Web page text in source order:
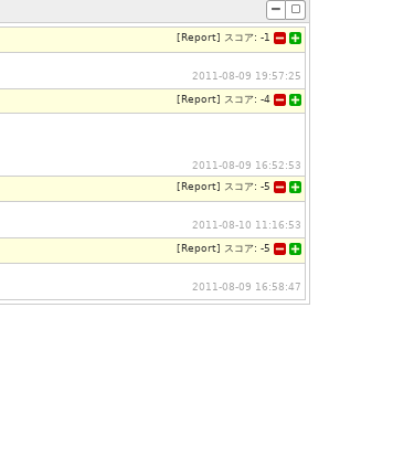
[ Report] スコア: -1
2011-08-09 19:57:25
[ Report] スコア: -4
2011-08-09 16:52:53
[ Report] スコア: -5
2011-08-10 11:16:53
[ Report] スコア: -5
2011-08-09 16:58:47